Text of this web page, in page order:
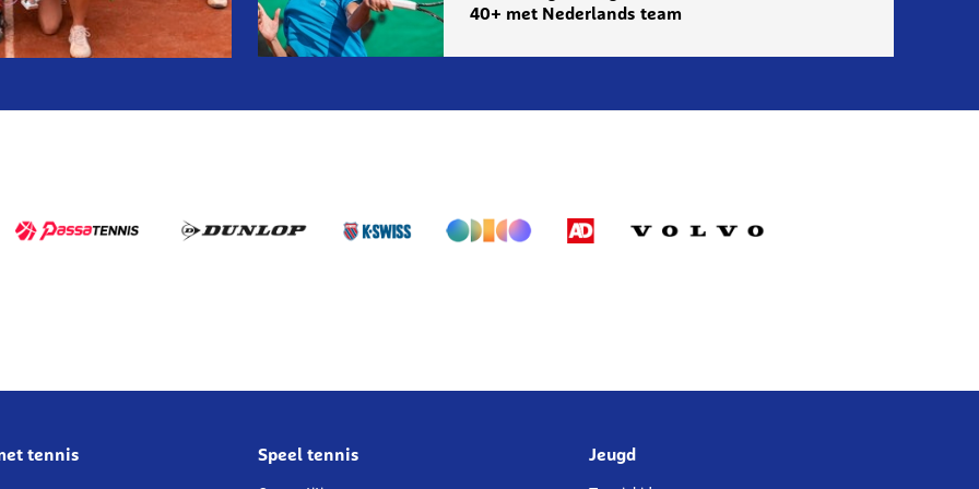
40+ met Nederlands team
tennis Speel tennis Jeugd